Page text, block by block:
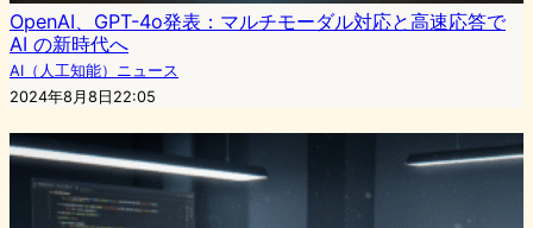
OpenAI、GPT-4o発表：マルチモーダル対応と高速応答で
AI の新時代へ
AI（人工知能）ニュース
2024年8月8日22:05